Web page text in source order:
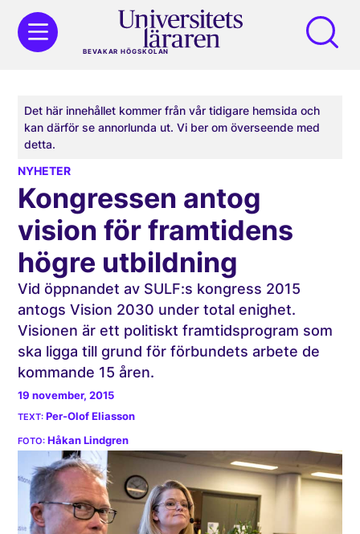
BEVAKAR HÖGSKOLAN
Det här innehållet kommer från vår tidigare hemsida och
kan därför se annorlunda ut. Vi ber om överseende med
detta.
NYHETER
Kongressen antog
vision för framtidens
högre utbildning
Vid öppnandet av SULF:s kongress 2015
antogs Vision 2030 under total enighet.
Visionen är ett politiskt framtidsprogram som
ska ligga till grund för förbundets arbete de
kommande 15 åren.
19 november, 2015
Per-Olof Eliasson
Håkan Lindgren